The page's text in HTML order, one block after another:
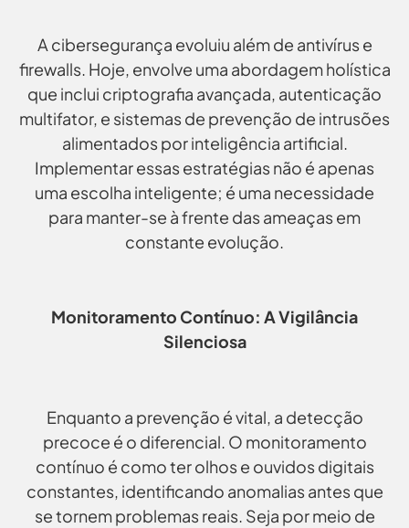
A cibersegurança evoluiu além de antivírus e
firewalls. Hoje, envolve uma abordagem holística
que inclui criptografia avançada, autenticação
multifator, e sistemas de prevenção de intrusões
alimentados por inteligência artificial.
Implementar essas estratégias não é apenas
uma escolha inteligente; é uma necessidade
para manter-se à frente das ameaças em
constante evolução.
Monitoramento Contínuo: A Vigilância
Silenciosa
Enquanto a prevenção é vital, a detecção
precoce é o diferencial. O monitoramento
contínuo é como ter olhos e ouvidos digitais
constantes, identificando anomalias antes que
se tornem problemas reais. Seja por meio de